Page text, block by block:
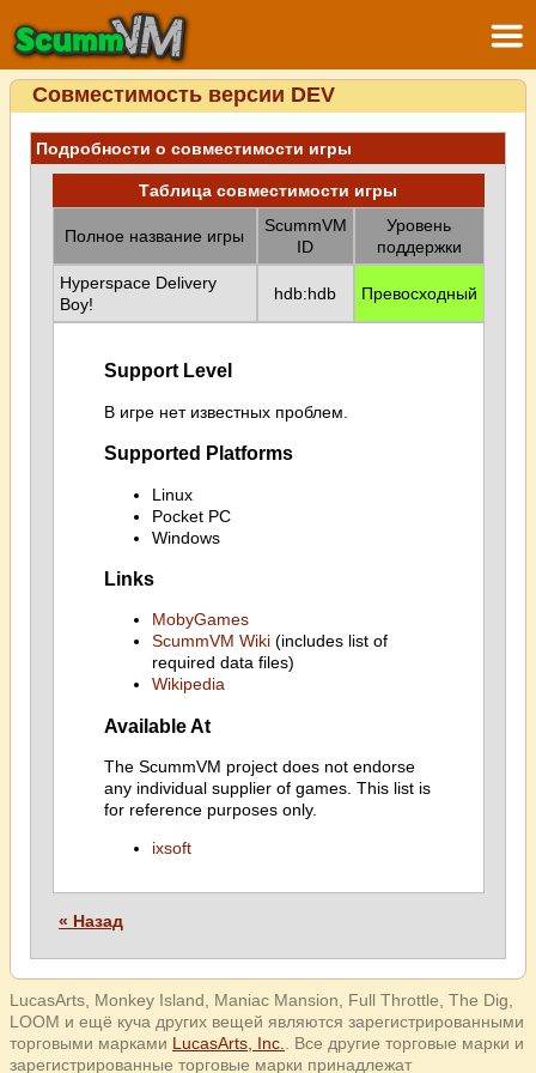
Совместимость версии DEV
Подробности о совместимости игры
Таблица совместимости игры
Полное название игры
ScummVM
ID
Уровень
поддержки
Hyperspace Delivery
Boy!
hdb:hdb Превосходный
Support Level
В игре нет известных проблем.
Supported Platforms
Linux
Pocket PC
Windows
Links
MobyGames
ScummVM Wiki(includes list of
required data files)
Wikipedia
Available At
The ScummVM project does not endorse
any individual supplier of games. This list is
for reference purposes only.
ixsoft
« Назад
LucasArts, Monkey Island, Maniac Mansion, Full Throttle, The Dig,
LOOM и ещё куча других вещей являются зарегистрированными
торговыми марками LucasArts, Inc.
. Все другие торговые марки и
зарегистрированные торговые марки принадлежат